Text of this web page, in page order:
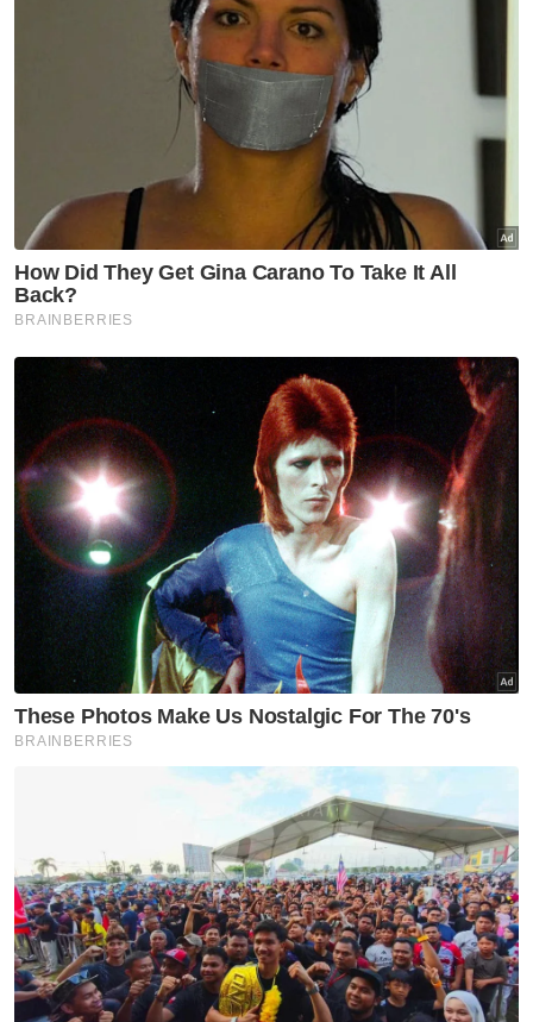
Rohingya di Malaysia dan kenakan tindakan
pada penguat kuasa yang tak amanah dan
bersekongkol dengan sindiket," katanya.
Muat turun aplikasi Sinar Harian.
Klik di sini!
Rohingya
ADUN
Marina Ibrahim
Artikel Disyorkan
Nasional
Harap pengumuman PM fokus
tiga komponen utama
melibatkan struktur ATM -
Menteri Pertahanan
Tindakan sita kontena muatan
ke Israel bukti ketegasan
Malaysia - Anwar
Nasional
JMD 2026 perkasa rakyat ke
arah negara AI
Nasional